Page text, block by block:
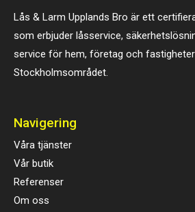
Lås & Larm Upplands Bro är ett
som erbjuder låsservice,
service för hem, företag och
Stockholmsområdet.
Navigering
Våra tjänster
Vår butik
Referenser
Om oss